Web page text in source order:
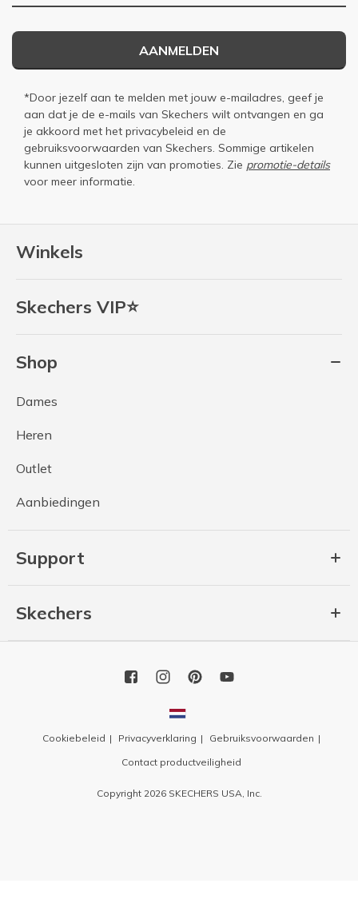
Winkels
Skechers VIP⭐
Shop
Dames
Heren
Outlet
Aanbiedingen
Support
Skechers
AANMELDEN
*Door jezelf aan te melden met jouw e-mailadres, geef je
aan dat je de e-mails van Skechers wilt ontvangen en ga
je akkoord met het privacybeleid en de
gebruiksvoorwaarden van Skechers. Sommige artikelen
kunnen uitgesloten zijn van promoties. Zie promotie-details
voor meer informatie.
Cookiebeleid Privacyverklaring
Gebruiksvoorwaarden
Contact productveiligheid
Copyright 2026 SKECHERS USA, Inc.